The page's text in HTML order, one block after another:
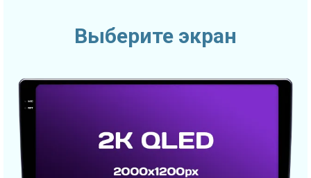
Выберите экран